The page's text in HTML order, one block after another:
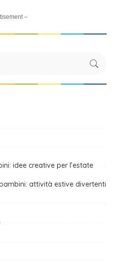
–
idee creative per l’estate
attività estive divertenti